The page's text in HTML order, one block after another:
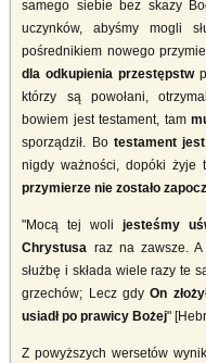
samego siebie bez skazy
uczynków, abyśmy mogli
pośrednikiem nowego
dla odkupienia przestępstw
którzy są powołani,
bowiem jest testament, tam
sporządził. Bo testament
nigdy ważności, dopóki żyje
przymierze nie zostało
"Mocą tej wolijesteśmy
Chrystusa raz na zawsze.
służbę i składa wiele razy te
grzechów; Lecz gdyOn
usiadł po prawicy Bożej"
Z powyższych wersetów